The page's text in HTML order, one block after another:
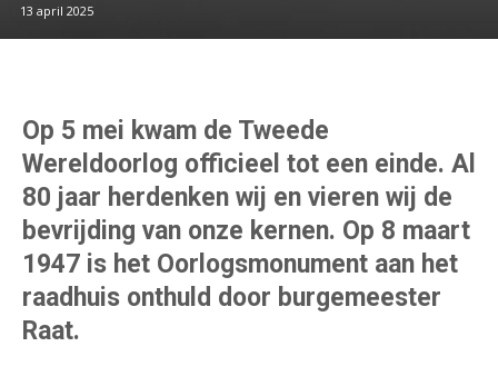
13 april 2025
Op 5 mei kwam de Tweede
Wereldoorlog officieel tot een einde. Al
80 jaar herdenken wij en vieren wij de
bevrijding van onze kernen. Op 8 maart
1947 is het Oorlogsmonument aan het
raadhuis onthuld door burgemeester
Raat.